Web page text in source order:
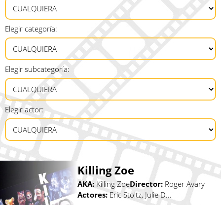
Elegir categoría:
Elegir subcategoría:
Elegir actor:
Killing Zoe
AKA:Killing ZoeDirector: Roger Avary
Actores: Eric Stoltz, Julie D...